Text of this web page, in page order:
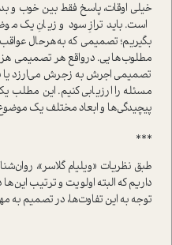
خیلی اوقات، پاسخ فقط بین خوب و
ا‌ست. باید ترازِ سود و زیانِ یک
بگیریم؛ تصمیمی که به‌هرحال
مطلوب‌هایی. در‌واقع هر تصمیمی
تصمیمی اجرش به زجرش می‌ارزد یا
مسئله را ارزیابی کنیم. این مطلب
پیچیدگی‌ها و ابعاد مختلف یک
***
طبق نظریات «ویلیام گلاسر»،
داریم که البته اولویت و ترتیب
توجه به این تفاوت‌ها، در تصمیم